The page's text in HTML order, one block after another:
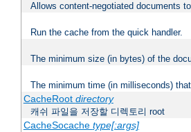
Allows content-negotiated documents
Run the cache from the quick handler.
The minimum size (in bytes) of the
The minimum time (in milliseconds)
CacheRoot directory
캐쉬 파일을 저장할 디렉토리 root
CacheSocache type[:args]